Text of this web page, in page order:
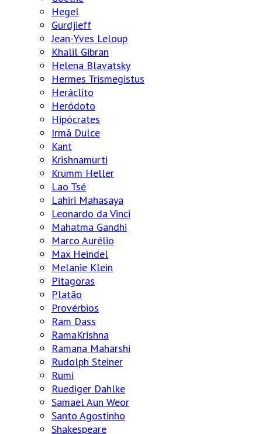
Hegel
Gurdjieff
Jean-Yves Leloup
Khalil Gibran
Helena Blavatsky
Hermes Trismegistus
Heráclito
Heródoto
Hipócrates
Irmã Dulce
Kant
Krishnamurti
Krumm Heller
Lao Tsé
Lahiri Mahasaya
Leonardo da Vinci
Mahatma Gandhi
Marco Aurélio
Max Heindel
Melanie Klein
Pitagoras
Platão
Provérbios
Ram Dass
RamaKrishna
Ramana Maharshi
Rudolph Steiner
Rumi
Ruediger Dahlke
Samael Aun Weor
Santo Agostinho
Shakespeare